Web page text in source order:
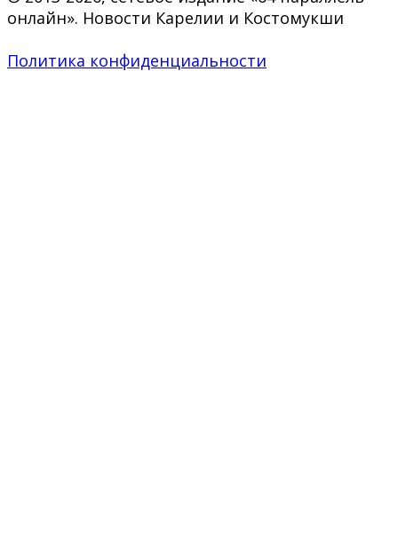
онлайн». Новости Карелии и Костомукши
Политика конфиденциальности